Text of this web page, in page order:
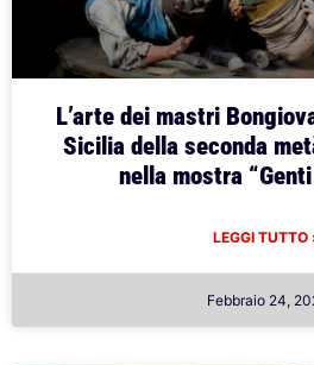
L’arte dei mastri
Sicilia della seconda
nella mostra
LEGGI TUTTO
Febbraio 24,